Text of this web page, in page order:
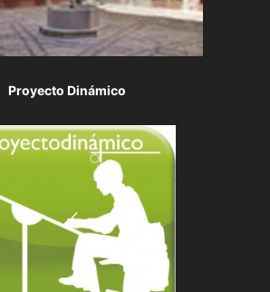
Proyecto Dinámico